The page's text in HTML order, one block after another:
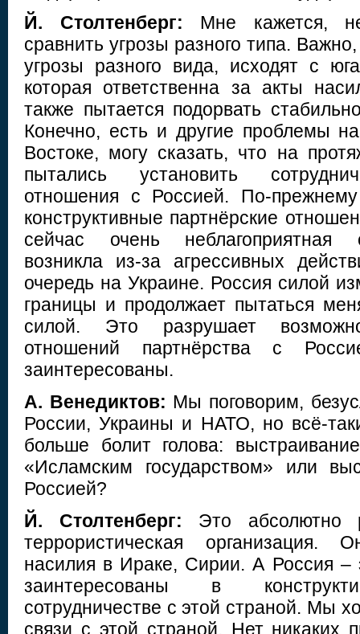
Й. Столтенберг: Мне кажется,
сравнить угрозы разного типа.
угрозы разного вида, исходят с
которая ответственна за акты
также пытается подорвать
Конечно, есть и другие проблемы
Востоке, могу сказать, что на
пытались установить
отношения с Россией. По-
конструктивные партнёрские
сейчас очень неблагоприятная
возникла из-за агрессивных
очередь на Украине. Россия силой
границы и продолжает пытаться
силой. Это разрушает
отношений партнёрства с
заинтересованы.
А. Венедиктов: Мы поговорим,
России, Украины и НАТО, но всё-
больше болит голова:
«Исламским государством» или
Россией?
Й. Столтенберг: Это абсолютно
террористическая организация.
насилия в Ираке, Сирии. А Россия –
заинтересованы в
сотрудничестве с этой страной. Мы
связи с этой страной. Нет никаких